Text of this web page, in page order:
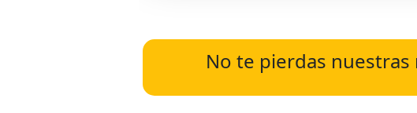
No te pierdas